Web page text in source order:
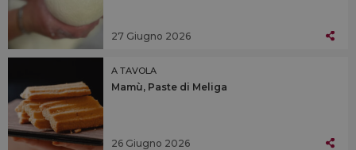
27 Giugno 2026
A TAVOLA
Mamù, Paste di Meliga
26 Giugno 2026